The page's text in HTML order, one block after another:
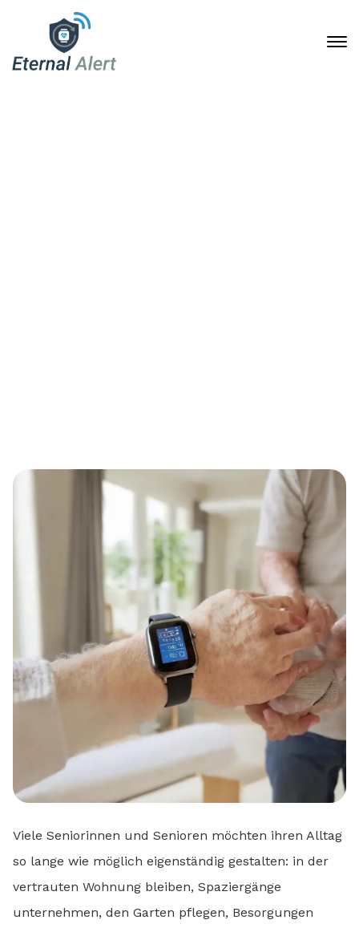
Viele Seniorinnen und Senioren möchten ihren Alltag
so lange wie möglich eigenständig gestalten: in der
vertrauten Wohnung bleiben, Spaziergänge
unternehmen, den Garten pflegen, Besorgungen